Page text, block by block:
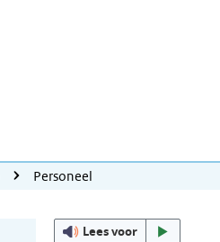
Personeel
Lees voor